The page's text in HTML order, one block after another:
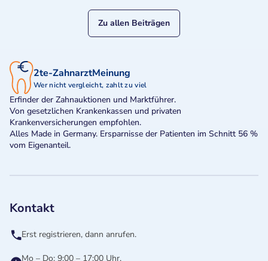
Zu allen Beiträgen
2te-ZahnarztMeinung
Wer nicht vergleicht, zahlt zu viel
Erfinder der Zahnauktionen und Marktführer.
Von gesetzlichen Krankenkassen und privaten
Krankenversicherungen empfohlen.
Alles Made in Germany. Ersparnisse der Patienten im Schnitt 56 %
vom Eigenanteil.
Kontakt
Erst registrieren, dann anrufen.
Mo – Do: 9:00 – 17:00 Uhr,